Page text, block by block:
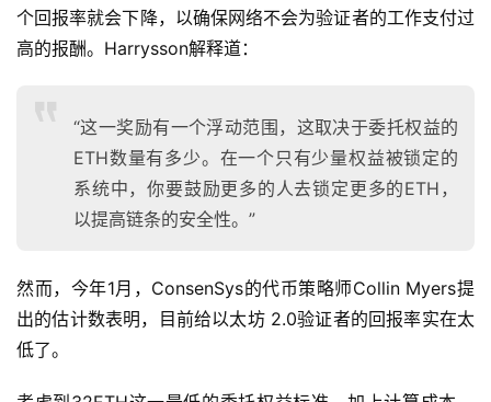
个回报率就会下降，以确保网络不会为验证者的工作支付过
高的报酬。Harrysson解释道：
“这一奖励有一个浮动范围，这取决于委托权益的
ETH数量有多少。在一个只有少量权益被锁定的
系统中，你要鼓励更多的人去锁定更多的ETH，
以提高链条的安全性。”
然而，今年1月，ConsenSys的代币策略师Collin Myers提
出的估计数表明，目前给以太坊 2.0验证者的回报率实在太
低了。